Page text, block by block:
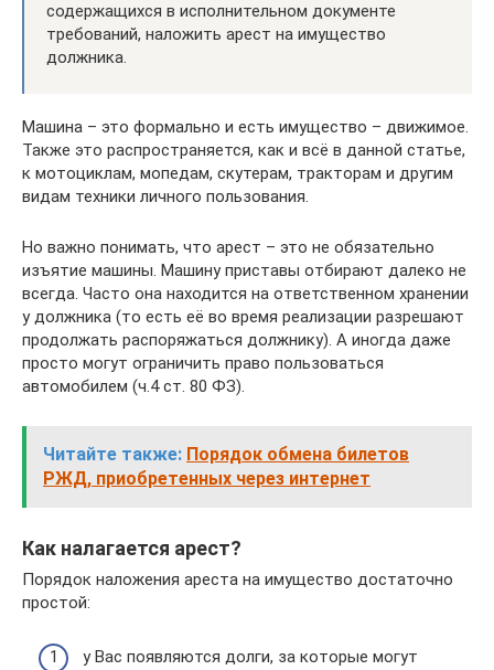
содержащихся в исполнительном документе
требований, наложить арест на имущество
должника.
Машина – это формально и есть имущество – движимое.
Также это распространяется, как и всё в данной статье,
к мотоциклам, мопедам, скутерам, тракторам и другим
видам техники личного пользования.
Но важно понимать, что арест – это не обязательно
изъятие машины. Машину приставы отбирают далеко не
всегда. Часто она находится на ответственном хранении
у должника (то есть её во время реализации разрешают
продолжать распоряжаться должнику). А иногда даже
просто могут ограничить право пользоваться
автомобилем (ч.4 ст. 80 ФЗ).
Читайте также: Порядок обмена билетов
РЖД, приобретенных через интернет
Как налагается арест?
Порядок наложения ареста на имущество достаточно
простой:
у Вас появляются долги, за которые могут